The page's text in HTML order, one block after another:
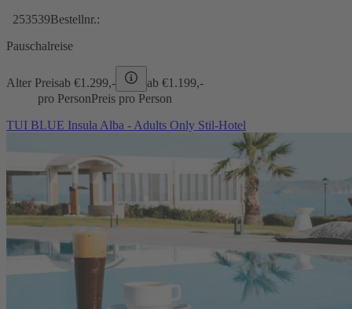
253539Bestellnr.:
Pauschalreise
Alter Preisab €1.299,- ab €1.199,-
pro PersonPreis pro Person
TUI BLUE Insula Alba - Adults Only Stil-Hotel